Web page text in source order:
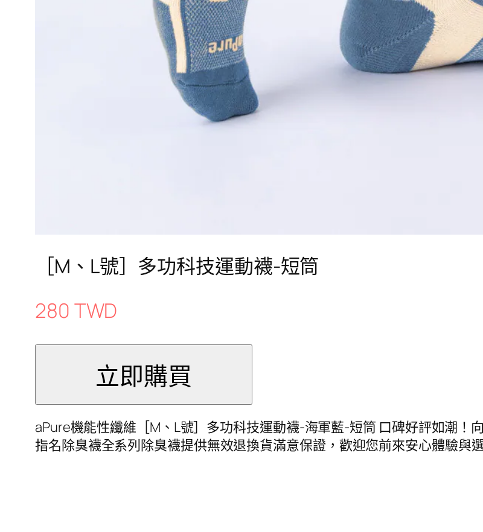
［M、L號］多功科技運動襪-短筒
280 TWD
aPure機能性纖維［M、L號］多功科技運動襪-海軍藍-短筒 口碑好評如潮！
指名除臭襪全系列除臭襪提供無效退換貨滿意保證，歡迎您前來安心體驗與